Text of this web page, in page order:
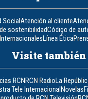
SocialAtención al cliente
sostenibilidadCódigo de
Línea Ética
Visite también
RCNRCN RadioLa
Tele InternacionalNovelas